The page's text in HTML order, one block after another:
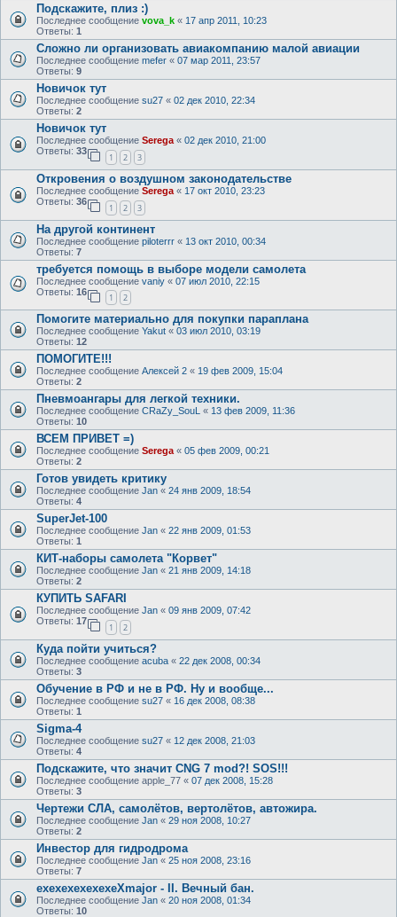
Подскажите, плиз :)
Последнее сообщение vova_k « 17 апр 2011, 10:23
Ответы: 1
Сложно ли организовать авиакомпанию малой авиации
Последнее сообщение mefer « 07 мар 2011, 23:57
Ответы: 9
Новичок тут
Последнее сообщение su27 « 02 дек 2010, 22:34
Ответы: 2
Новичок тут
Последнее сообщение Serega« 02 дек 2010, 21:00
Ответы: 33
1 2 3
Откровения о воздушном законодательстве
Последнее сообщение Serega « 17 окт 2010, 23:23
Ответы: 36
1 2 3
На другой континент
Последнее сообщение piloterrr « 13 окт 2010, 00:34
Ответы: 7
требуется помощь в выборе модели самолета
Последнее сообщение vaniy « 07 июл 2010, 22:15
Ответы: 16
1 2
Помогите материально для покупки параплана
Последнее сообщение Yakut « 03 июл 2010, 03:19
Ответы: 12
ПОМОГИТЕ!!!
Последнее сообщение Алексей 2 « 19 фев 2009, 15:04
Ответы: 2
Пневмоангары для легкой техники.
Последнее сообщение CRaZy_SouL « 13 фев 2009, 11:36
Ответы: 10
ВСЕМ ПРИВЕТ =)
Последнее сообщение Serega « 05 фев 2009, 00:21
Ответы: 2
Готов увидеть критику
Последнее сообщение Jan « 24 янв 2009, 18:54
Ответы: 4
SuperJet-100
Последнее сообщение Jan « 22 янв 2009, 01:53
Ответы: 1
КИТ-наборы самолета "Корвет"
Последнее сообщение Jan « 21 янв 2009, 14:18
Ответы: 2
КУПИТЬ SAFARI
Последнее сообщение Jan « 09 янв 2009, 07:42
Ответы: 17
1 2
Куда пойти учиться?
Последнее сообщение acuba « 22 дек 2008, 00:34
Ответы: 3
Обучение в РФ и не в РФ. Ну и вообще...
Последнее сообщение su27 « 16 дек 2008, 08:38
Ответы: 1
Sigma-4
Последнее сообщение su27 « 12 дек 2008, 21:03
Ответы: 4
Подскажите, что значит CNG 7 mod?! SOS!!!
Последнее сообщение apple_77 « 07 дек 2008, 15:28
Ответы: 3
Чертежи СЛА, самолётов, вертолётов, автожира.
Последнее сообщение Jan « 29 ноя 2008, 10:27
Ответы: 2
Инвестор для гидродрома
Последнее сообщение Jan « 25 ноя 2008, 23:16
Ответы: 7
exexexexexexeXmajor - II. Вечный бан.
Последнее сообщение Jan « 20 ноя 2008, 01:34
Ответы: 10